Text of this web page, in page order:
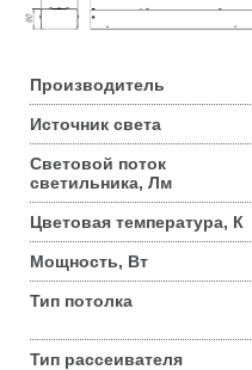
Производитель
Источник света
Световой поток
светильника, Лм
Цветовая температура, К
Мощность, Вт
Тип потолка
Тип рассеивателя